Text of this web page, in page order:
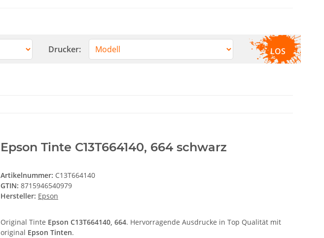
Drucker: LOS
Epson Tinte C13T664140, 664 schwarz
Artikelnummer: C13T664140
GTIN: 8715946540979
Hersteller: Epson
Original Tinte Epson C13T664140, 664. Hervorragende Ausdrucke in Top Qualität mit
original Epson Tinten.